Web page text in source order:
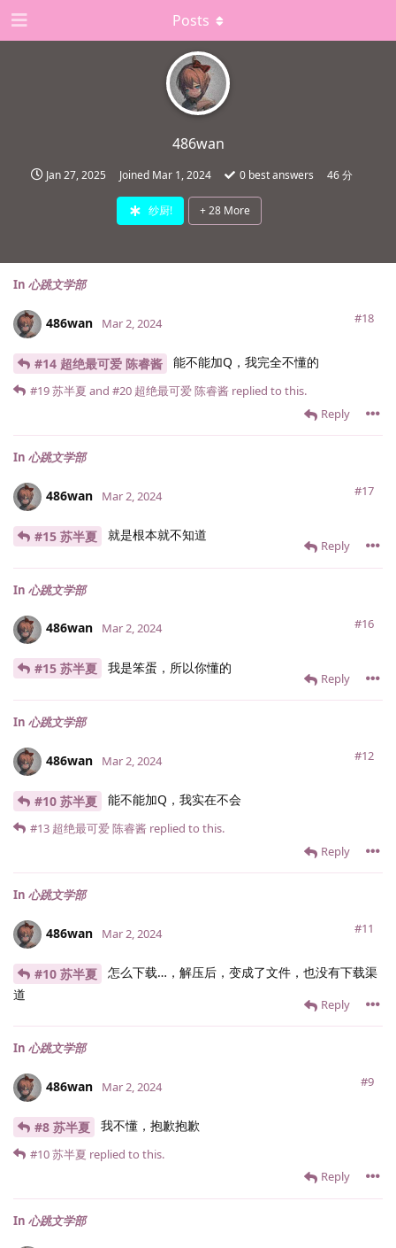
486wan
Jan 27, 2025 Joined Mar 1, 2024 0best answers 46 分
纱厨! +28 More
Posts
In 心跳文学部
486wan #18
Mar 2, 2024
#14 超绝最可爱 陈睿酱 能不能加Q，我完全不懂的
Reply
#19苏半夏 and #20 超绝最可爱 陈睿酱 replied to this.
In 心跳文学部
486wan #17
Mar 2, 2024
#15 苏半夏 就是根本就不知道
Reply
In 心跳文学部
486wan #16
Mar 2, 2024
#15 苏半夏 我是笨蛋，所以你懂的
Reply
In 心跳文学部
486wan #12
Mar 2, 2024
#10 苏半夏 能不能加Q，我实在不会
Reply
#13 超绝最可爱 陈睿酱 replied to this.
In 心跳文学部
486wan #11
Mar 2, 2024
#10 苏半夏
怎么下载…，解压后，变成了文件，也没有下载渠
道
Reply
In 心跳文学部
486wan #9
Mar 2, 2024
#8 苏半夏 我不懂，抱歉抱歉
Reply
#10苏半夏 replied to this.
In 心跳文学部